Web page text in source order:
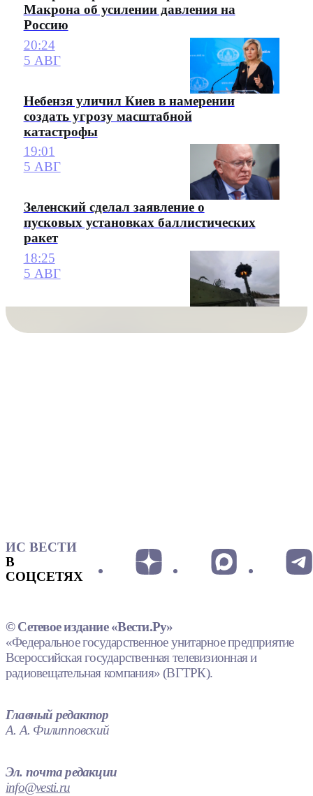
Макрона об усилении давления на
Россию
20:24
5 АВГ
Небензя уличил Киев в намерении
создать угрозу масштабной
катастрофы
19:01
5 АВГ
Зеленский сделал заявление о
пусковых установках баллистических
ракет
18:25
5 АВГ
ИС ВЕСТИ
В
СОЦСЕТЯХ
© Сетевое издание «Вести.Ру»
«Федеральное государственное унитарное предприятие
Всероссийская государственная телевизионная и
радиовещательная компания» (ВГТРК).
Главный редактор
А. А. Филипповский
Эл. почта редакции
info@vesti.ru